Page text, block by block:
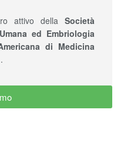
attivo della Società
ed Embriologia
di Medicina
.